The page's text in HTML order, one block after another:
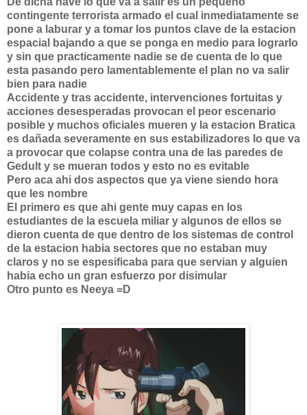
contingente terrorista armado el cual inmediatamente se
pone a laburar y a tomar los puntos clave de la estacion
espacial bajando a que se ponga en medio para lograrlo
y sin que practicamente nadie se de cuenta de lo que
esta pasando pero lamentablemente el plan no va salir
bien para nadie
Accidente y tras accidente, intervenciones fortuitas y
acciones desesperadas provocan el peor escenario
posible y muchos oficiales mueren y la estacion Bratica
es dañada severamente en sus estabilizadores lo que va
a provocar que colapse contra una de las paredes de
Gedult y se mueran todos y esto no es evitable
Pero aca ahi dos aspectos que ya viene siendo hora
que les nombre
El primero es que ahi gente muy capas en los
estudiantes de la escuela miliar y algunos de ellos se
dieron cuenta de que dentro de los sistemas de control
de la estacion habia sectores que no estaban muy
claros y no se espesificaba para que servian y alguien
habia echo un gran esfuerzo por disimular
Otro punto es Neeya =D